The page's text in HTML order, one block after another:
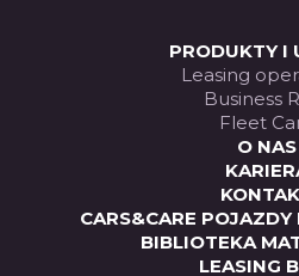
PRODUKTY I
Leasing
Business
Fleet
O NAS
CARS&CARE
BIBLIOTEKA
LEASING